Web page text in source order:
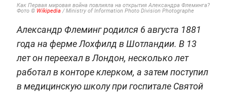
Как Первая мировая война повлияла на открытия Александра Флеминга?
Фото © Wikipedia/ Ministry of Information Photo Division Photographe
Александр Флеминг родился 6 августа 1881
года на ферме Лохфилд в Шотландии. В 13
лет он переехал в Лондон, несколько лет
работал в конторе клерком, а затем поступил
в медицинскую школу при госпитале Святой